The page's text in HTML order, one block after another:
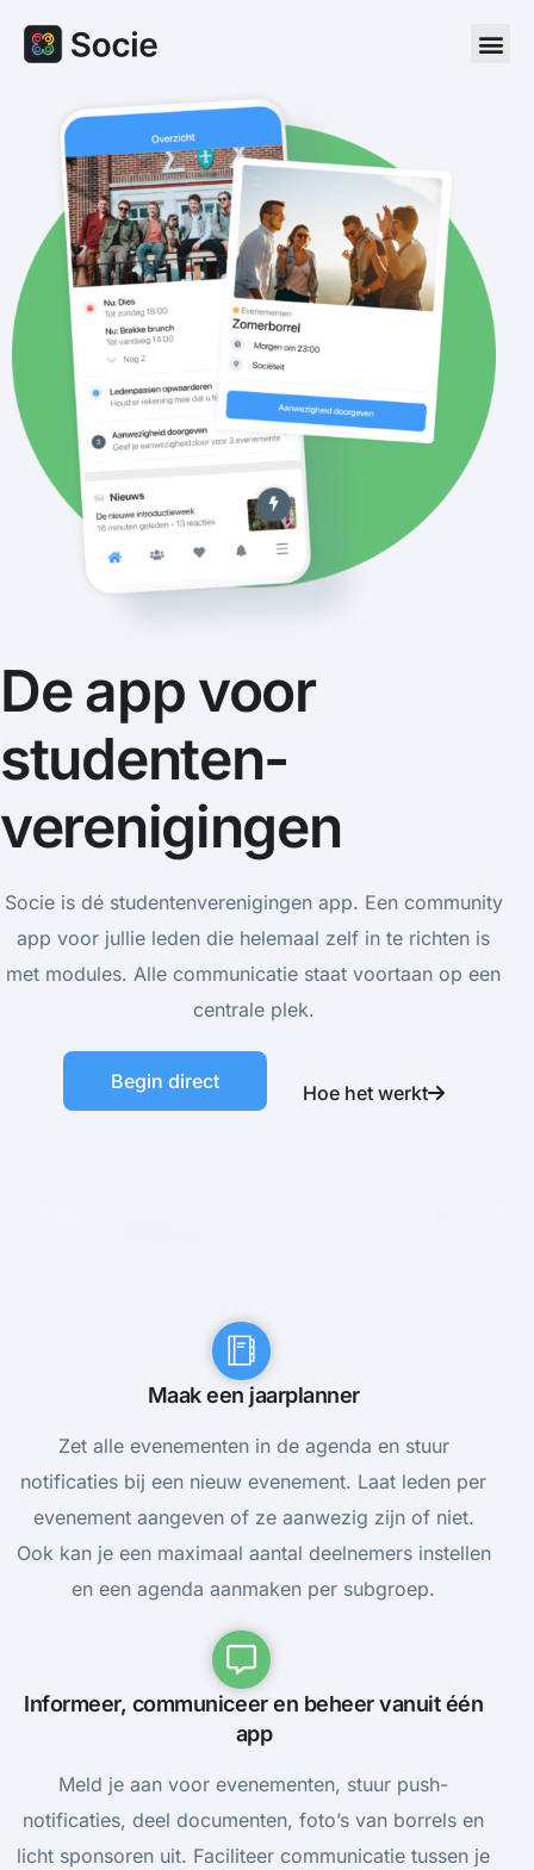
De app voor
studenten-
verenigingen
Socie is dé studentenverenigingen app. Een community
app voor jullie leden die helemaal zelf in te richten is
met modules. Alle communicatie staat voortaan op een
centrale plek.
Begin direct Hoe het werkt
Maak een jaarplanner
Zet alle evenementen in de agenda en stuur
notificaties bij een nieuw evenement. Laat leden per
evenement aangeven of ze aanwezig zijn of niet.
Ook kan je een maximaal aantal deelnemers instellen
en een agenda aanmaken per subgroep.
Informeer, communiceer en beheer vanuit één
app
Meld je aan voor evenementen, stuur push-
notificaties, deel documenten, foto’s van borrels en
licht sponsoren uit. Faciliteer communicatie tussen je